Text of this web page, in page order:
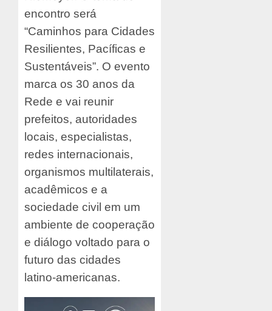
encontro será
“Caminhos para Cidades
Resilientes, Pacíficas e
Sustentáveis”. O evento
marca os 30 anos da
Rede e vai reunir
prefeitos, autoridades
locais, especialistas,
redes internacionais,
organismos multilaterais,
acadêmicos e a
sociedade civil em um
ambiente de cooperação
e diálogo voltado para o
futuro das cidades
latino-americanas.